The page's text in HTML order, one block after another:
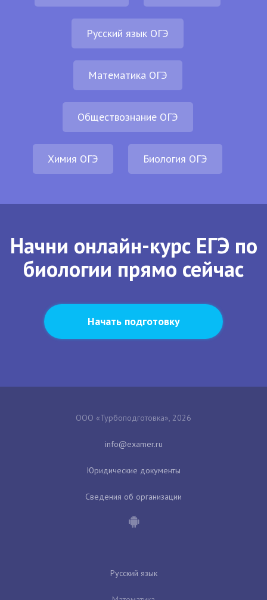
Русский язык ОГЭ
Математика ОГЭ
Обществознание ОГЭ
Химия ОГЭ Биология ОГЭ
Начни онлайн-курс ЕГЭ по
биологии прямо сейчас
Начать подготовку
ООО «Турбоподготовка», 2026
Юридические документы
Сведения об организации
Русский язык